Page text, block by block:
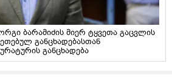
ბარამიძის მიერ ტყვეთა გაცვლის
განცხადებასთან
განცხადება